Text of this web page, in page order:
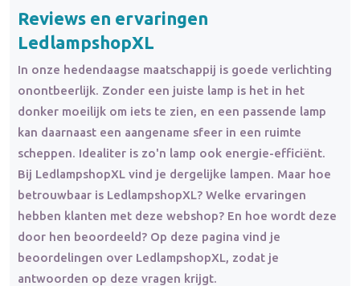
Reviews en ervaringen
LedlampshopXL
In onze hedendaagse maatschappij is goede verlichting
onontbeerlijk. Zonder een juiste lamp is het in het
donker moeilijk om iets te zien, en een passende lamp
kan daarnaast een aangename sfeer in een ruimte
scheppen. Idealiter is zo'n lamp ook energie-efficiënt.
Bij LedlampshopXL vind je dergelijke lampen. Maar hoe
betrouwbaar is LedlampshopXL? Welke ervaringen
hebben klanten met deze webshop? En hoe wordt deze
door hen beoordeeld? Op deze pagina vind je
beoordelingen over LedlampshopXL, zodat je
antwoorden op deze vragen krijgt.